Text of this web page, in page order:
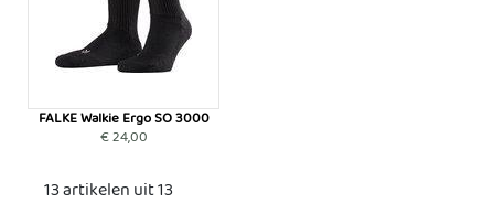
FALKE Walkie Ergo SO 3000
€ 24,00
13 artikelen uit 13